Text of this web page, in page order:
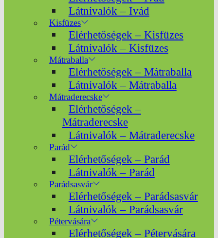
Látnivalók – Ivád
Kisfüzes
Elérhetőségek – Kisfüzes
Látnivalók – Kisfüzes
Mátraballa
Elérhetőségek – Mátraballa
Látnivalók – Mátraballa
Mátraderecske
Elérhetőségek –
Mátraderecske
Látnivalók – Mátraderecske
Parád
Elérhetőségek – Parád
Látnivalók – Parád
Parádsasvár
Elérhetőségek – Parádsasvár
Látnivalók – Parádsasvár
Pétervására
Elérhetőségek – Pétervására